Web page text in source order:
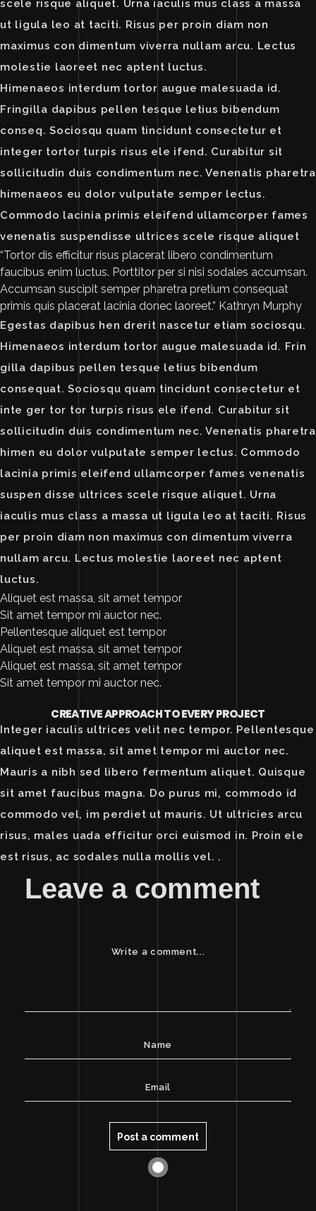
scele risque aliquet. Urna iaculis mus class a massa
ut ligula leo at taciti. Risus per proin diam non
maximus con dimentum viverra nullam arcu. Lectus
molestie laoreet nec aptent luctus.
Himenaeos interdum tortor augue malesuada id.
Fringilla dapibus pellen tesque letius bibendum
conseq. Sociosqu quam tincidunt consectetur et
integer tortor turpis risus ele ifend. Curabitur sit
sollicitudin duis condimentum nec. Venenatis pharetra
himenaeos eu dolor vulputate semper lectus.
Commodo lacinia primis eleifend ullamcorper fames
venenatis suspendisse ultrices scele risque aliquet
“Tortor dis efficitur risus placerat libero condimentum
faucibus enim luctus. Porttitor per si nisi sodales accumsan.
Accumsan suscipit semper pharetra pretium consequat
primis quis placerat lacinia donec laoreet.” Kathryn Murphy
Egestas dapibus hen drerit nascetur etiam sociosqu.
Himenaeos interdum tortor augue malesuada id. Frin
gilla dapibus pellen tesque letius bibendum
consequat. Sociosqu quam tincidunt consectetur et
inte ger tor tor turpis risus ele ifend. Curabitur sit
sollicitudin duis condimentum nec. Venenatis pharetra
himen eu dolor vulputate semper lectus. Commodo
lacinia primis eleifend ullamcorper fames venenatis
suspen disse ultrices scele risque aliquet. Urna
iaculis mus class a massa ut ligula leo at taciti. Risus
per proin diam non maximus con dimentum viverra
nullam arcu. Lectus molestie laoreet nec aptent
luctus.
Aliquet est massa, sit amet tempor
Sit amet tempor mi auctor nec.
Pellentesque aliquet est tempor
Aliquet est massa, sit amet tempor
Aliquet est massa, sit amet tempor
Sit amet tempor mi auctor nec.
CREATIVE APPROACH TO EVERY PROJECT
Integer iaculis ultrices velit nec tempor. Pellentesque
aliquet est massa, sit amet tempor mi auctor nec.
Mauris a nibh sed libero fermentum aliquet. Quisque
sit amet faucibus magna. Do purus mi, commodo id
commodo vel, im perdiet ut mauris. Ut ultricies arcu
risus, males uada efficitur orci euismod in. Proin ele
est risus, ac sodales nulla mollis vel. .
Leave a comment